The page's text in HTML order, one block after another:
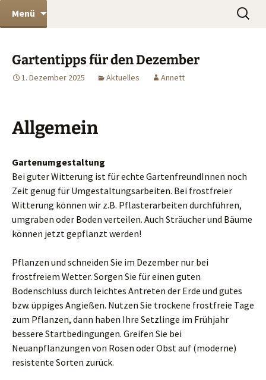
KGV Dönche e.V.
Kleingartenverein Dönche e.V. in Kassel
Menü
Suchen
nach:
Gartentipps für den Dezember
1. Dezember 2025 Aktuelles Annett
Allgemein
Gartenumgestaltung
Bei guter Witterung ist für echte GartenfreundInnen noch
Zeit genug für Umgestaltungsarbeiten. Bei frostfreier
Witterung können wir z.B. Pflasterarbeiten durchführen,
umgraben oder Boden verteilen. Auch Sträucher und Bäume
können jetzt gepflanzt werden!
Pflanzen und schneiden Sie im Dezember nur bei
frostfreiem Wetter. Sorgen Sie für einen guten
Bodenschluss durch leichtes Antreten der Erde und gutes
bzw. üppiges Angießen. Nutzen Sie trockene frostfreie Tage
zum Pflanzen, dann haben Ihre Setzlinge im Frühjahr
bessere Startbedingungen. Greifen Sie bei
Neuanpflanzungen von Rosen oder Obst auf (moderne)
resistente Sorten zurück.